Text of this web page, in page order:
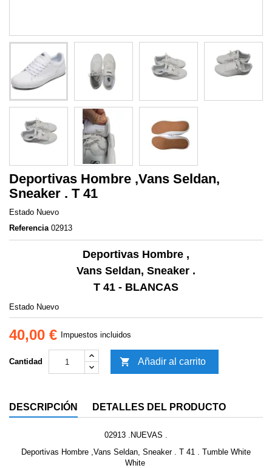
Deportivas Hombre ,Vans Seldan,
Sneaker . T 41
Estado Nuevo
Referencia 02913
Deportivas Hombre ,
Vans Seldan, Sneaker .
T 41 - BLANCAS
Estado Nuevo
40,00 € Impuestos incluidos
Cantidad  Añadir al carrito
DESCRIPCIÓN DETALLES DEL PRODUCTO
02913 .NUEVAS .
Deportivas Hombre ,Vans Seldan, Sneaker . T 41 . Tumble White
White